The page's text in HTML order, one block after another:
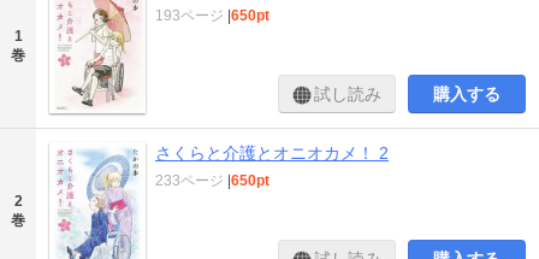
1
巻
193ページ |650pt
試し読み 購入する
2
巻
さくらと介護とオニオカメ！ 2
233ページ |650pt